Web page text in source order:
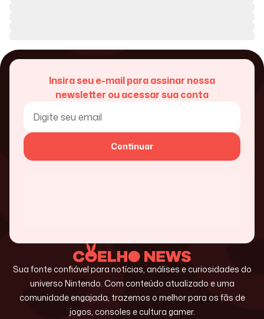
Insira seu e-mail para assinar nossa
newsletter ou acessar sua conta
Continuar
Sua fonte confiável para notícias, análises e curiosidades do
universo Nintendo. Com conteúdo atualizado e uma
comunidade engajada, trazemos o melhor para os fãs de
jogos, consoles e cultura gamer.